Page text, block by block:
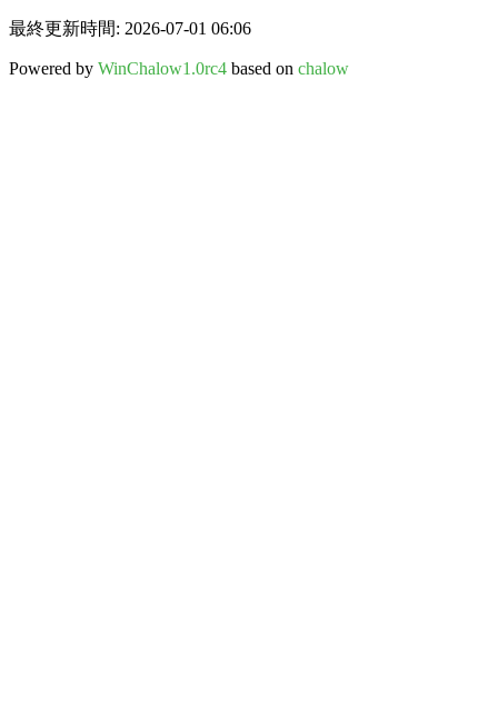
最終更新時間: 2026-07-01 06:06
Powered by WinChalow1.0rc4 based on chalow